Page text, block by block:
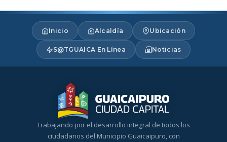
Inicio Alcaldía Ubicación
S@TGUAICA En Línea Noticias
Trabajando por el desarrollo integral de todos los
ciudadanos del Municipio Guaicaipuro, con